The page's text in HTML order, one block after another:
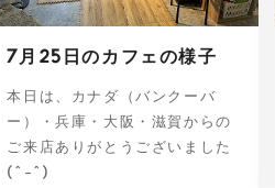
7月25日のカフェの様子
本日は、カナダ（バンクーバ
ー）・兵庫・大阪・滋賀からの
ご来店ありがとうございました
(^-^)